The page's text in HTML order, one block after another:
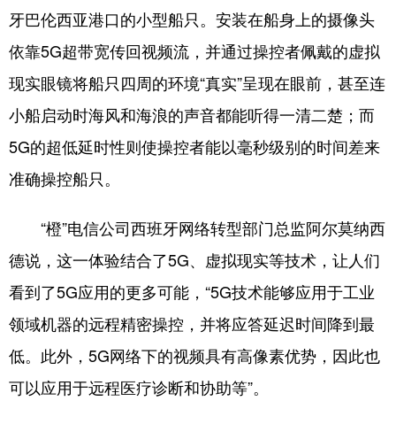
浙江 安徽 福建 江西
山东 河南 湖北 湖南
四川 贵州 云南 西藏
陕西
多语种频道
English Español Français عربى
Русский язык 日本語 한국어
Deutsch Português
牙巴伦西亚港口的小型船只。安装在船身上的摄像头
依靠5G超带宽传回视频流，并通过操控者佩戴的虚拟
现实眼镜将船只四周的环境“真实”呈现在眼前，甚至连
小船启动时海风和海浪的声音都能听得一清二楚；而
5G的超低延时性则使操控者能以毫秒级别的时间差来
准确操控船只。
“橙”电信公司西班牙网络转型部门总监阿尔莫纳西
德说，这一体验结合了5G、虚拟现实等技术，让人们
看到了5G应用的更多可能，“5G技术能够应用于工业
领域机器的远程精密操控，并将应答延迟时间降到最
低。此外，5G网络下的视频具有高像素优势，因此也
可以应用于远程医疗诊断和协助等”。